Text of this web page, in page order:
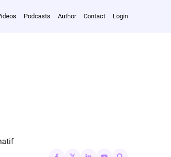
Podcasts Author Contact Login